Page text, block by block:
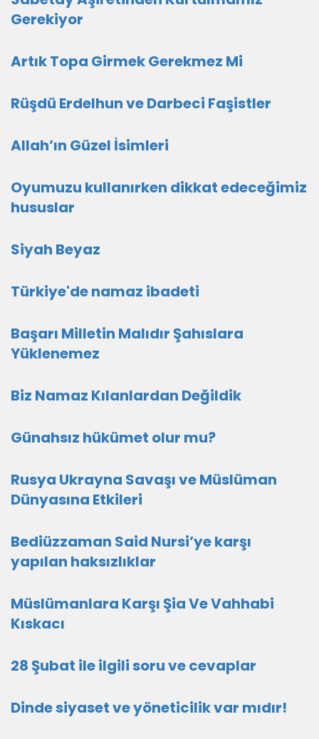
Gerekiyor
Artık Topa Girmek Gerekmez Mi
Rüşdü Erdelhun ve Darbeci Faşistler
Allah’ın Güzel İsimleri
Oyumuzu kullanırken dikkat edeceğimiz
hususlar
Siyah Beyaz
Türkiye'de namaz ibadeti
Başarı Milletin Malıdır Şahıslara
Yüklenemez
Biz Namaz Kılanlardan Değildik
Günahsız hükümet olur mu?
Rusya Ukrayna Savaşı ve Müslüman
Dünyasına Etkileri
Bediüzzaman Said Nursi’ye karşı
yapılan haksızlıklar
Müslümanlara Karşı Şia Ve Vahhabi
Kıskacı
28 Şubat ile ilgili soru ve cevaplar
Dinde siyaset ve yöneticilik var mıdır!